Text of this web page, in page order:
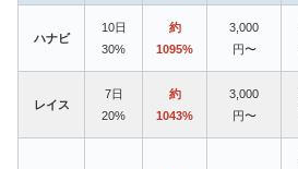
ハナビ
10日
30%
約
1095%
3,000
円〜
レイス
7日
20%
約
1043%
3,000
円〜